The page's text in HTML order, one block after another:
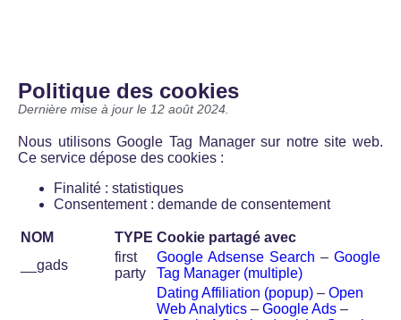
Politique des cookies
Dernière mise à jour le 12 août 2024.
Nous utilisons Google Tag Manager sur notre site web.
Ce service dépose des cookies :
Finalité : statistiques
Consentement : demande de consentement
NOM TYPE Cookie partagé avec
__gads
first
party
Google Adsense Search – Google
Tag Manager (multiple)
Dating Affiliation (popup) – Open
Web Analytics – Google Ads –